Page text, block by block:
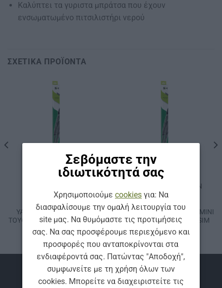
Σεβόμαστε την
ιδιωτικότητά σας
Χρησιμοποιούμε cookiesγια: Να
διασφαλίσουμε την ομαλή λειτουργία του
site μας. Να θυμόμαστε τις προτιμήσεις
σας. Να σας προσφέρουμε περιεχόμενο και
προσφορές που ανταποκρίνονται στα
ενδιαφέροντά σας. Πατώντας "Αποδοχή",
συμφωνείτε με τη χρήση όλων των
cookies. Μπορείτε να διαχειριστείτε τις
Καλύπτει τα γυριστα μπράτσα που έχουν
ενσωματωμένο πιτσιλιστήρι νερού
ΣΧΕΤΙΚΆ ΠΡΟΪΌΝΤΑ
ΥΑΛΟΚΑΘΑΡΙΣΤΉΡΕΣ
ΣΕΤ FLAT
ΥΑΛΟΚΑΘΑΡΙΣΤΗΡΩΝ ΓΙΑ
ΤΟΥΟΤΑ ΑVΕΝSΙS (2008-…) SIM
AEROFIT
ΚΩΔ: AF-COUNTRYMAN
ΥΑΛΟΚΑΘΑΡΙΣΤΉΡΕΣ
ΣΕΤ FLAT
ΥΑΛΟΚΑΘΑΡΙΣΤΗΡΩΝ ΓΙΑ ΜΙΝΙ
CΟUΝΤRΥΜΑΝ (2016-…) SIM
AEROFIT
Βρείτε μας